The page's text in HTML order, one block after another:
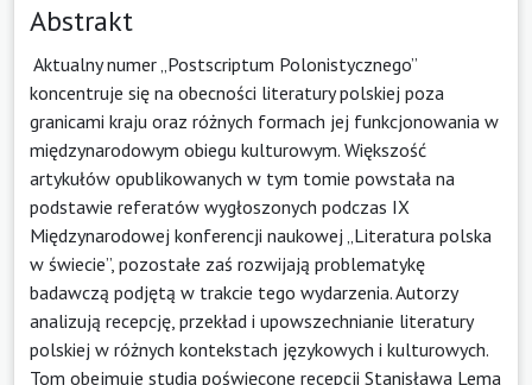
Abstrakt
Aktualny numer „Postscriptum Polonistycznego”
koncentruje się na obecności literatury polskiej poza
granicami kraju oraz różnych formach jej funkcjonowania w
międzynarodowym obiegu kulturowym. Większość
artykułów opublikowanych w tym tomie powstała na
podstawie referatów wygłoszonych podczas IX
Międzynarodowej konferencji naukowej „Literatura polska
w świecie”, pozostałe zaś rozwijają problematykę
badawczą podjętą w trakcie tego wydarzenia. Autorzy
analizują recepcję, przekład i upowszechnianie literatury
polskiej w różnych kontekstach językowych i kulturowych.
Tom obejmuje studia poświęcone recepcji Stanisława Lema